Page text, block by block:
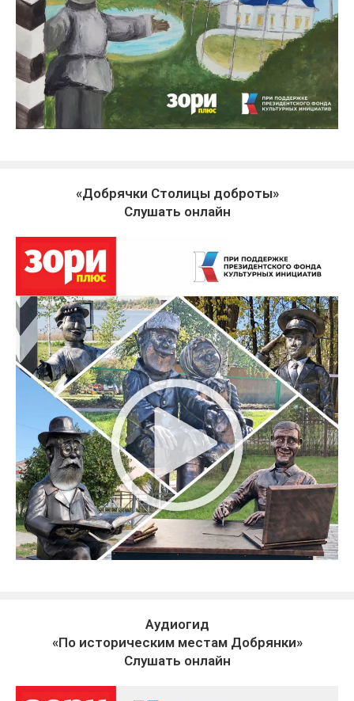
«Добрячки Столицы доброты»
Слушать онлайн
Аудиогид
«По историческим местам Добрянки»
Слушать онлайн